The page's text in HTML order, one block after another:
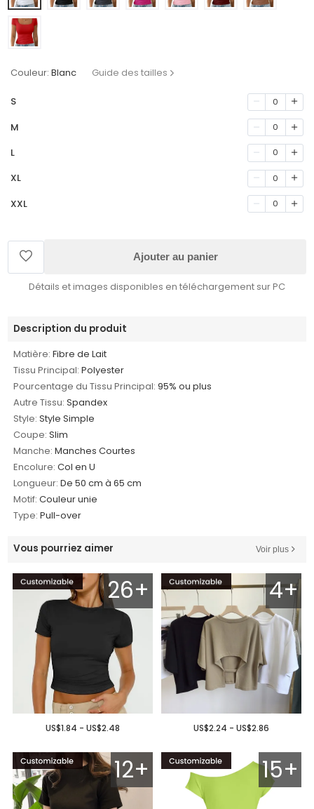
Couleur: Blanc Guide des tailles
S 0
M 0
L 0
XL 0
XXL 0
Ajouter au panier
Détails et images disponibles en téléchargement sur PC
Description du produit
Matière: Fibre de Lait
Tissu Principal: Polyester
Pourcentage du Tissu Principal: 95% ou plus
Autre Tissu: Spandex
Style: Style Simple
Coupe: Slim
Manche: Manches Courtes
Encolure: Col en U
Longueur: De 50 cm à 65 cm
Motif: Couleur unie
Type: Pull-over
Vous pourriez aimer Voir plus
26+
US$1.84 - US$2.48
4+
US$2.24 - US$2.86
12+ 15+